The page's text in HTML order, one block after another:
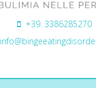
+39. 3386285270